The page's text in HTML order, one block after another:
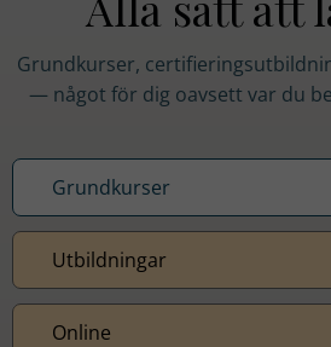
Grundkurser,
— något för dig oavsett var du
Grundkurser
Utbildningar
Online